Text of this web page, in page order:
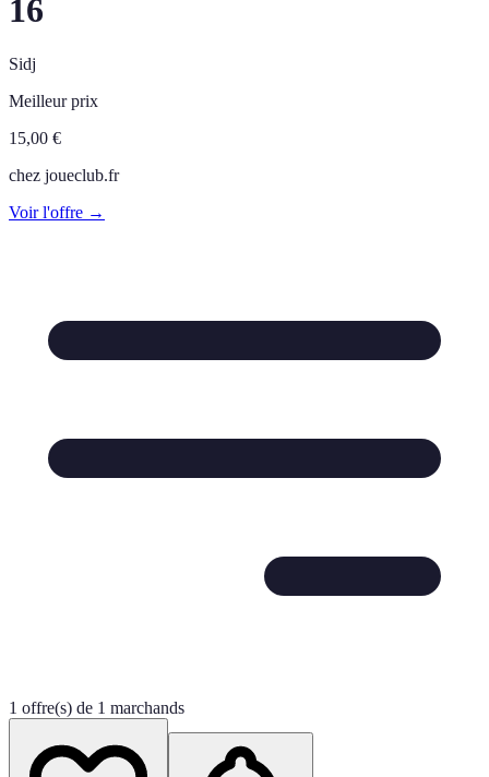
16
Sidj
Meilleur prix
15,00 €
chez joueclub.fr
Voir l'offre →
1 offre(s) de 1 marchands